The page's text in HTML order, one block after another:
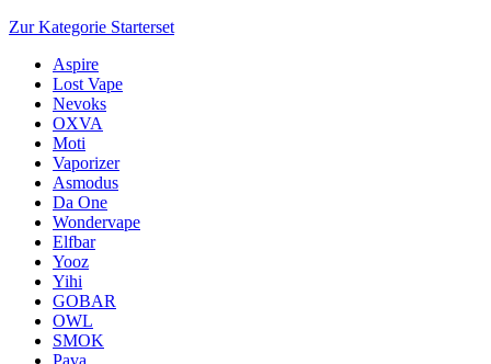
Zur Kategorie Starterset
Aspire
Lost Vape
Nevoks
OXVA
Moti
Vaporizer
Asmodus
Da One
Wondervape
Elfbar
Yooz
Yihi
GOBAR
OWL
SMOK
Pava